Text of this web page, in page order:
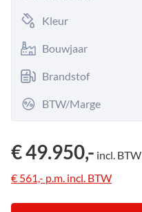
Kleur
Bouwjaar
Brandstof
BTW/Marge
€ 49.950,- incl. BTW
€ 561,- p.m. incl. BTW